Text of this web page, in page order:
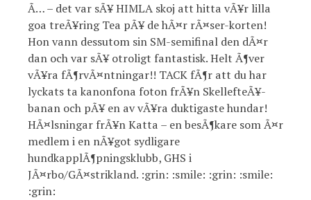
Ã… – det var sÃ¥ HIMLA skoj att hitta vÃ¥r lilla
goa treÃ¥ring Tea pÃ¥ de hÃ¤r rÃ¤ser-korten!
Hon vann dessutom sin SM-semifinal den dÃ¤r
dan och var sÃ¥ otroligt fantastisk. Helt Ã¶ver
vÃ¥ra fÃ¶rvÃ¤ntningar!! TACK fÃ¶r att du har
lyckats ta kanonfona foton frÃ¥n SkellefteÃ¥-
banan och pÃ¥ en av vÃ¥ra duktigaste hundar!
HÃ¤lsningar frÃ¥n Katta – en besÃ¶kare som Ã¤r
medlem i en nÃ¥got sydligare
hundkapplÃ¶pningsklubb, GHS i
JÃ¤rbo/GÃ¤strikland. :grin: :smile: :grin: :smile:
:grin: